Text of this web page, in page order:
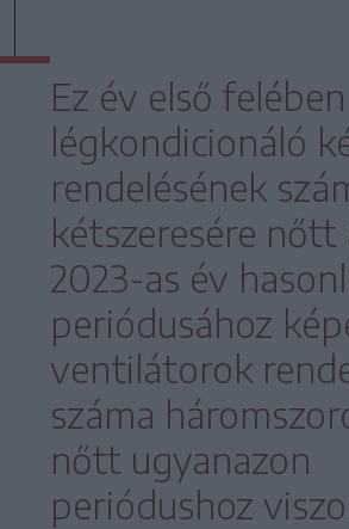
Ez év első
légkondicionáló
rendelésének
kétszeresére nőtt
2023-as év
periódusához
ventilátorok
száma
nőtt ugyanazon
periódushoz